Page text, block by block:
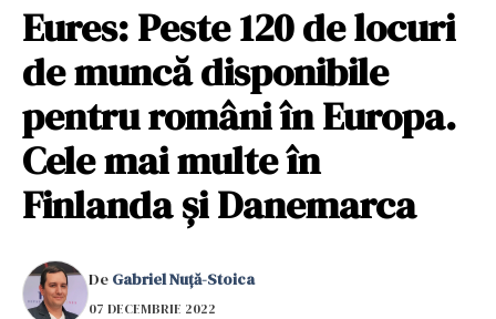
Eures: Peste 120 de locuri
de muncă disponibile
pentru români în Europa.
Cele mai multe în
Finlanda și Danemarca
De Gabriel Nuță-Stoica
07 DECEMBRIE 2022